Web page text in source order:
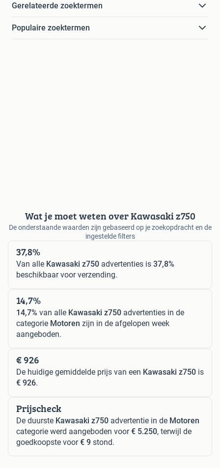
Gerelateerde zoektermen
Populaire zoektermen
Wat je moet weten over Kawasaki z750
De onderstaande waarden zijn gebaseerd op je zoekopdracht en de
ingestelde filters
37,8%
Van alle Kawasaki z750 advertenties is 37,8%
beschikbaar voor verzending.
14,7%
14,7% van alle Kawasaki z750 advertenties in de
categorie Motoren zijn in de afgelopen week
aangeboden.
€ 926
De huidige gemiddelde prijs van een Kawasaki z750 is
€ 926.
Prijscheck
De duurste Kawasaki z750 advertentie in de Motoren
categorie werd aangeboden voor€ 5.250, terwijl de
goedkoopste voor€ 9 stond.